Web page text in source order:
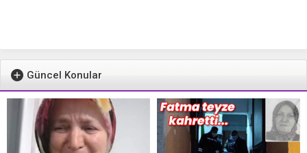
Güncel Konular